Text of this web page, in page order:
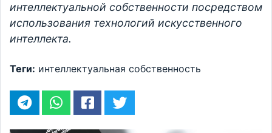
интеллектуальной собственности посредством
использования технологий искусственного
интеллекта.
Теги: интеллектуальная собственность